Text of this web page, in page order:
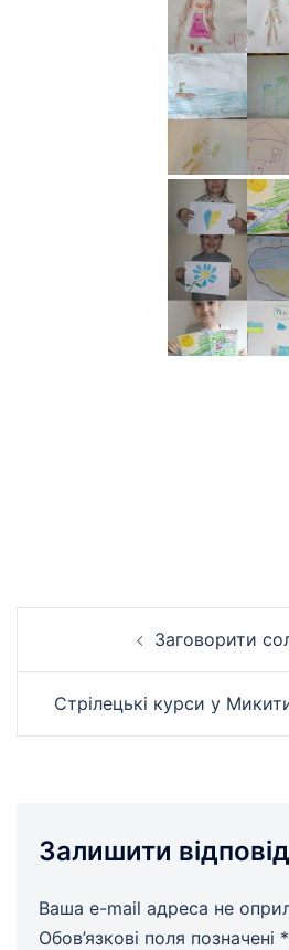
запису
Заговорити
Стрілецькі курси у
Залишити
Ваша e-mail адреса не
Обов’язкові поля позначені *